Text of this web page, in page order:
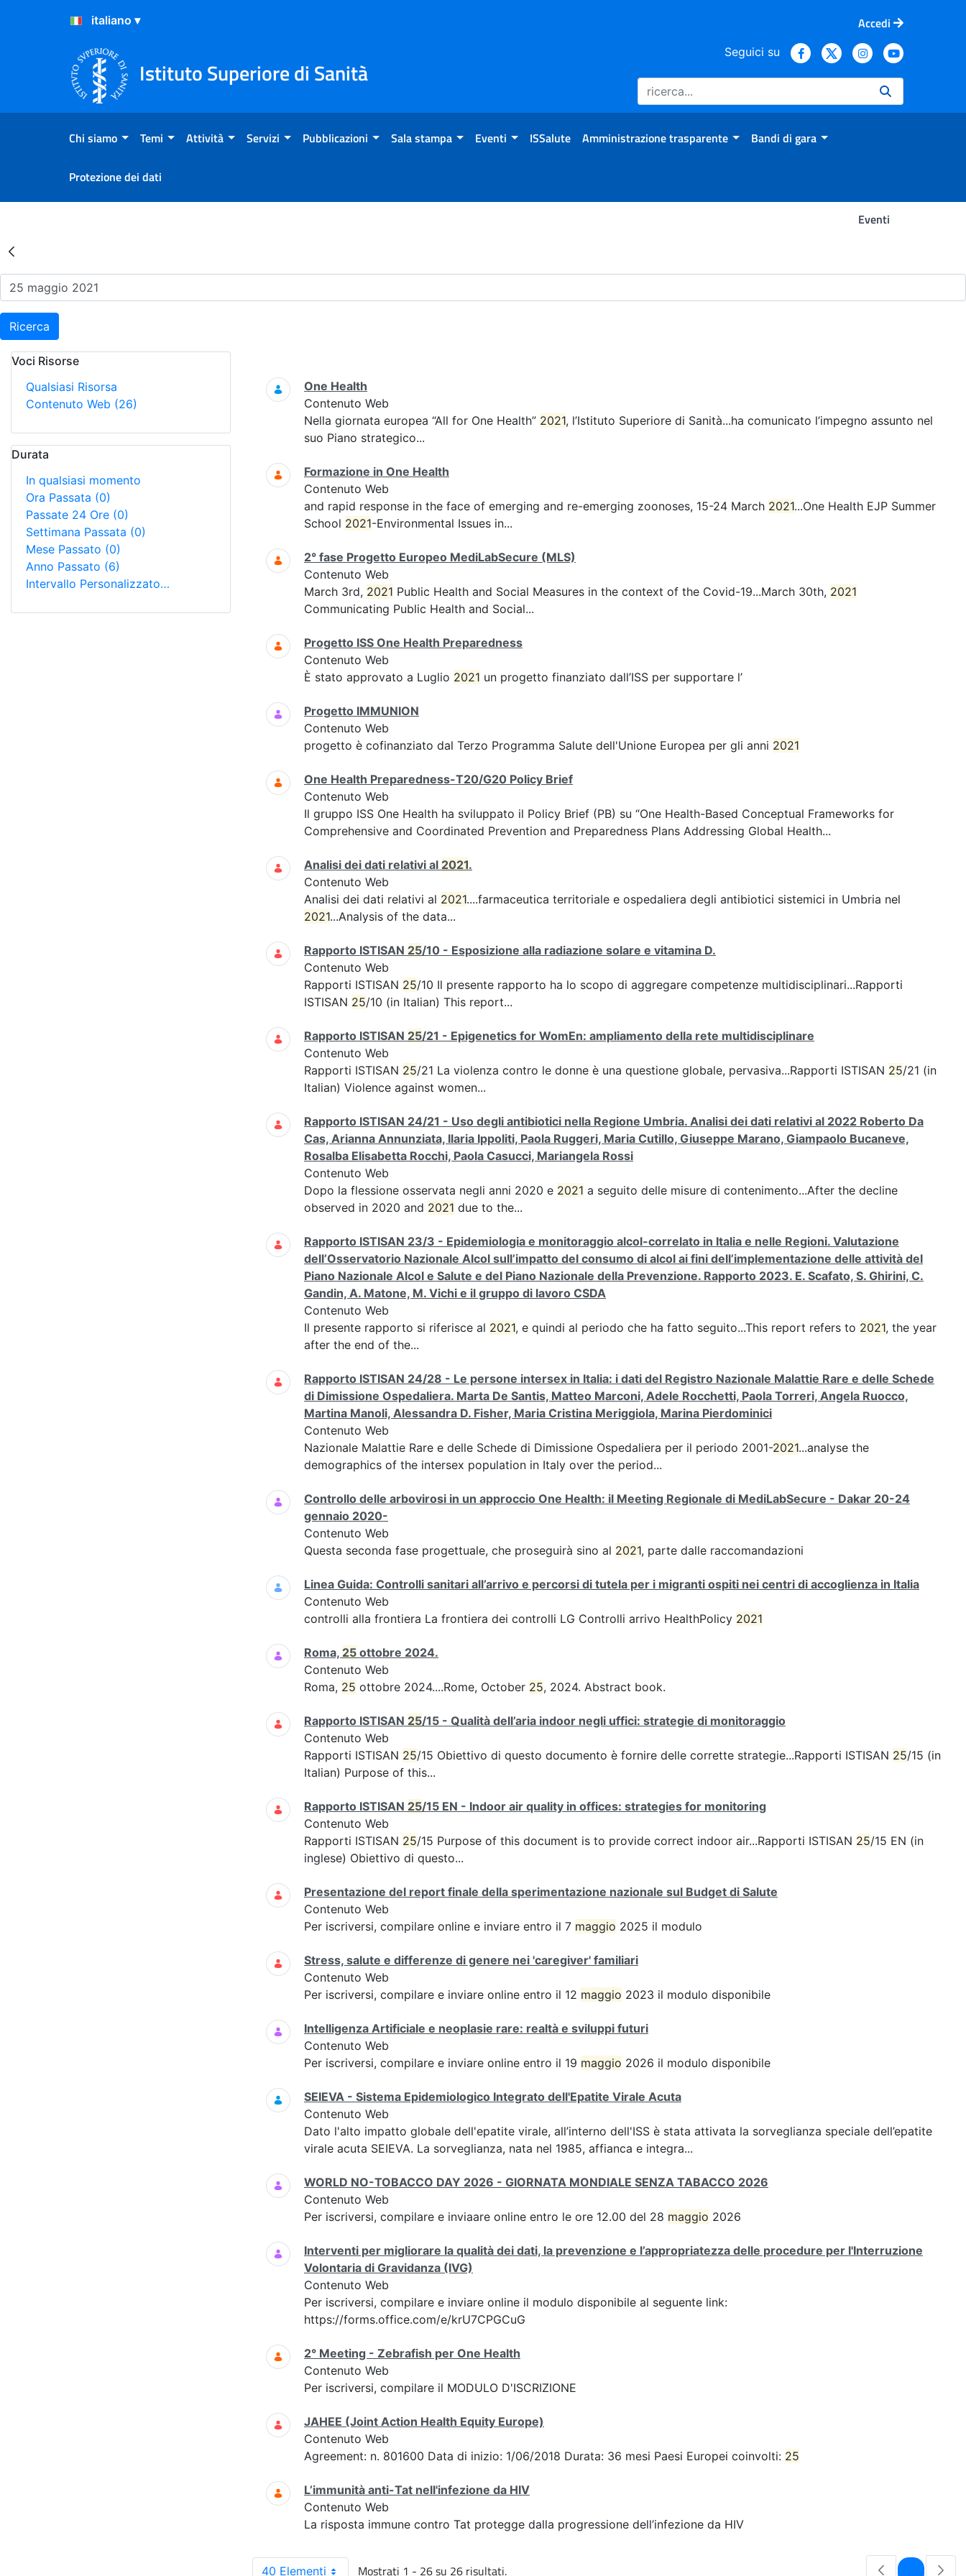
Salta al Contenuto
Salta al Footer
Accedi
Istituto Superiore di Sanità
Seguici su
Chi siamo Temi Attività Servizi Pubblicazioni Sala stampa Eventi ISSalute Amministrazione trasparente Bandi di gara
Protezione dei dati
Eventi
Risultati della Ricerca - Eventi
Ricerca
Voci Risorse
Qualsiasi Risorsa
Contenuto Web (26)
Durata
In qualsiasi momento
Ora Passata (0)
Passate 24 Ore (0)
Settimana Passata (0)
Mese Passato (0)
Anno Passato (6)
Intervallo Personalizzato…
Ricerca
One Health
Contenuto Web
Nella giornata europea “All for One Health” 2021, l’Istituto Superiore di Sanità...ha comunicato l’impegno assunto nel
suo Piano strategico...
Formazione in One Health
Contenuto Web
and rapid response in the face of emerging and re-emerging zoonoses, 15-24 March 2021...One Health EJP Summer
School 2021-Environmental Issues in...
2° fase Progetto Europeo MediLabSecure (MLS)
Contenuto Web
March 3rd, 2021 Public Health and Social Measures in the context of the Covid-19...March 30th, 2021
Communicating Public Health and Social...
Progetto ISS One Health Preparedness
Contenuto Web
È stato approvato a Luglio 2021 un progetto finanziato dall’ISS per supportare l’
Progetto IMMUNION
Contenuto Web
progetto è cofinanziato dal Terzo Programma Salute dell'Unione Europea per gli anni 2021
One Health Preparedness-T20/G20 Policy Brief
Contenuto Web
Il gruppo ISS One Health ha sviluppato il Policy Brief (PB) su “One Health-Based Conceptual Frameworks for
Comprehensive and Coordinated Prevention and Preparedness Plans Addressing Global Health...
Analisi dei dati relativi al 2021.
Contenuto Web
Analisi dei dati relativi al 2021....farmaceutica territoriale e ospedaliera degli antibiotici sistemici in Umbria nel
2021...Analysis of the data...
Rapporto ISTISAN 25/10 - Esposizione alla radiazione solare e vitamina D.
Contenuto Web
Rapporti ISTISAN 25/10 Il presente rapporto ha lo scopo di aggregare competenze multidisciplinari...Rapporti
ISTISAN 25/10 (in Italian) This report...
Rapporto ISTISAN 25/21 - Epigenetics for WomEn: ampliamento della rete multidisciplinare
Contenuto Web
Rapporti ISTISAN 25/21 La violenza contro le donne è una questione globale, pervasiva...Rapporti ISTISAN 25/21 (in
Italian) Violence against women...
Rapporto ISTISAN 24/21 - Uso degli antibiotici nella Regione Umbria. Analisi dei dati relativi al 2022 Roberto Da
Cas, Arianna Annunziata, Ilaria Ippoliti, Paola Ruggeri, Maria Cutillo, Giuseppe Marano, Giampaolo Bucaneve,
Rosalba Elisabetta Rocchi, Paola Casucci, Mariangela Rossi
Contenuto Web
Dopo la flessione osservata negli anni 2020 e 2021 a seguito delle misure di contenimento...After the decline
observed in 2020 and 2021 due to the...
Rapporto ISTISAN 23/3 - Epidemiologia e monitoraggio alcol-correlato in Italia e nelle Regioni. Valutazione
dell’Osservatorio Nazionale Alcol sull’impatto del consumo di alcol ai fini dell’implementazione delle attività del
Piano Nazionale Alcol e Salute e del Piano Nazionale della Prevenzione. Rapporto 2023. E. Scafato, S. Ghirini, C.
Gandin, A. Matone, M. Vichi e il gruppo di lavoro CSDA
Contenuto Web
Il presente rapporto si riferisce al 2021, e quindi al periodo che ha fatto seguito...This report refers to 2021, the year
after the end of the...
Rapporto ISTISAN 24/28 - Le persone intersex in Italia: i dati del Registro Nazionale Malattie Rare e delle Schede
di Dimissione Ospedaliera. Marta De Santis, Matteo Marconi, Adele Rocchetti, Paola Torreri, Angela Ruocco,
Martina Manoli, Alessandra D. Fisher, Maria Cristina Meriggiola, Marina Pierdominici
Contenuto Web
Nazionale Malattie Rare e delle Schede di Dimissione Ospedaliera per il periodo 2001-2021...analyse the
demographics of the intersex population in Italy over the period...
Controllo delle arbovirosi in un approccio One Health: il Meeting Regionale di MediLabSecure - Dakar 20-24
gennaio 2020-
Contenuto Web
Questa seconda fase progettuale, che proseguirà sino al 2021, parte dalle raccomandazioni
Linea Guida: Controlli sanitari all’arrivo e percorsi di tutela per i migranti ospiti nei centri di accoglienza in Italia
Contenuto Web
controlli alla frontiera La frontiera dei controlli LG Controlli arrivo HealthPolicy 2021
Roma, 25 ottobre 2024.
Contenuto Web
Roma, 25 ottobre 2024....Rome, October 25, 2024. Abstract book.
Rapporto ISTISAN 25/15 - Qualità dell’aria indoor negli uffici: strategie di monitoraggio
Contenuto Web
Rapporti ISTISAN 25/15 Obiettivo di questo documento è fornire delle corrette strategie...Rapporti ISTISAN 25/15 (in
Italian) Purpose of this...
Rapporto ISTISAN 25/15 EN - Indoor air quality in offices: strategies for monitoring
Contenuto Web
Rapporti ISTISAN 25/15 Purpose of this document is to provide correct indoor air...Rapporti ISTISAN 25/15 EN (in
inglese) Obiettivo di questo...
Presentazione del report finale della sperimentazione nazionale sul Budget di Salute
Contenuto Web
Per iscriversi, compilare online e inviare entro il 7 maggio 2025 il modulo
Stress, salute e differenze di genere nei 'caregiver' familiari
Contenuto Web
Per iscriversi, compilare e inviare online entro il 12 maggio 2023 il modulo disponibile
Intelligenza Artificiale e neoplasie rare: realtà e sviluppi futuri
Contenuto Web
Per iscriversi, compilare e inviare online entro il 19 maggio 2026 il modulo disponibile
SEIEVA - Sistema Epidemiologico Integrato dell'Epatite Virale Acuta
Contenuto Web
Dato l'alto impatto globale dell'epatite virale, all’interno dell'ISS è stata attivata la sorveglianza speciale dell’epatite
virale acuta SEIEVA. La sorveglianza, nata nel 1985, affianca e integra...
WORLD NO-TOBACCO DAY 2026 - GIORNATA MONDIALE SENZA TABACCO 2026
Contenuto Web
Per iscriversi, compilare e inviaare online entro le ore 12.00 del 28 maggio 2026
Interventi per migliorare la qualità dei dati, la prevenzione e l’appropriatezza delle procedure per l'Interruzione
Volontaria di Gravidanza (IVG)
Contenuto Web
Per iscriversi, compilare e inviare online il modulo disponibile al seguente link:
https://forms.office.com/e/krU7CPGCuG
2° Meeting - Zebrafish per One Health
Contenuto Web
Per iscriversi, compilare il MODULO D'ISCRIZIONE
JAHEE (Joint Action Health Equity Europe)
Contenuto Web
Agreement: n. 801600 Data di inizio: 1/06/2018 Durata: 36 mesi Paesi Europei coinvolti: 25
L’immunità anti-Tat nell'infezione da HIV
Contenuto Web
La risposta immune contro Tat protegge dalla progressione dell’infezione da HIV
40 Elementi Mostrati 1 - 26 su 26 risultati. Pagina